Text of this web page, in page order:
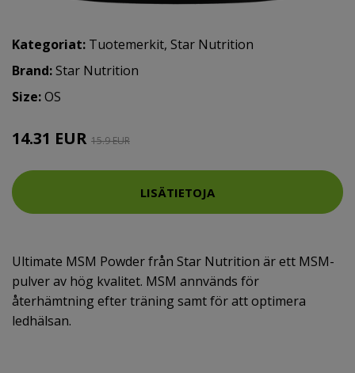
Kategoriat: Tuotemerkit, Star Nutrition
Brand:Star Nutrition
Size:OS
14.31 EUR 15.9 EUR
LISÄTIETOJA
Ultimate MSM Powder från Star Nutrition är ett MSM-
pulver av hög kvalitet. MSM annvänds för
återhämtning efter träning samt för att optimera
ledhälsan.